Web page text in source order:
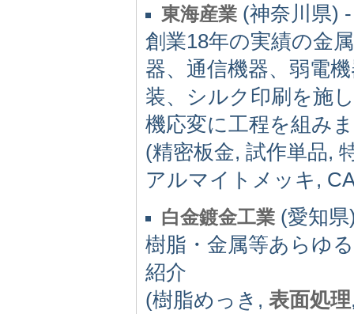
東海産業 (神奈川県) -
創業18年の実績の金
器、通信機器、弱電
装、シルク印刷を施
機応変に工程を組み
(精密板金, 試作単品,
アルマイトメッキ,
白金鍍金工業 (愛知
樹脂・金属等あらゆ
紹介
(樹脂めっき, 表面処理